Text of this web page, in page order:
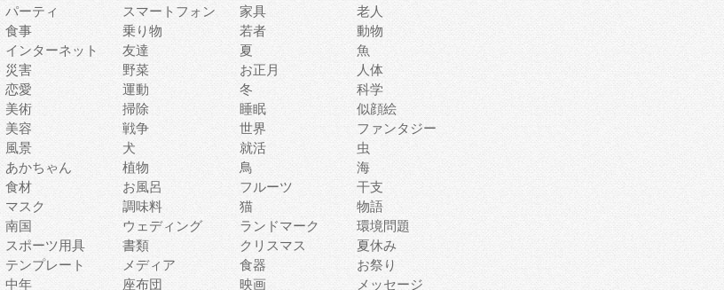
パーティ スマートフォン 家具
老人
食事 乗り物 若者
動物
インターネット 友達 夏
魚
災害 野菜 お正月
人体
恋愛 運動 冬
科学
美術 掃除 睡眠
似顔絵
美容 戦争 世界
ファンタジー
風景 犬 就活
虫
あかちゃん 植物 鳥
海
食材 お風呂 フルーツ
干支
マスク 調味料 猫
物語
南国 ウェディング ランドマーク
環境問題
スポーツ用具 書類 クリスマス
夏休み
テンプレート メディア 食器
お祭り
中年 座布団 映画 メッセージ